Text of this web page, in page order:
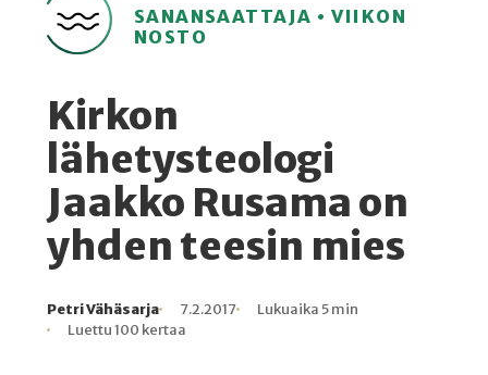
SANANSAATTAJA • VIIKON
NOSTO
Kirkon
lähetysteologi
Jaakko Rusama on
yhden teesin mies
Kirjoittaja
Petri Vähäsarja
Julkaistu
7.2.2017
Lukuaika
Lukuaika 5 min
Lukukertoja
Luettu 100 kertaa